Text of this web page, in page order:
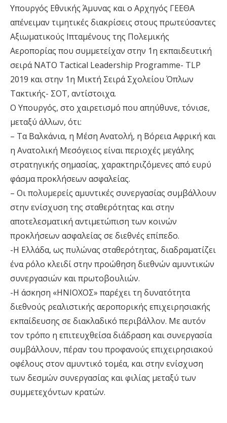
Υπουργός Εθνικής Άμυνας και ο Αρχηγός ΓΕΕΘΑ
απένειμαν τιμητικές διακρίσεις στους πρωτεύσαντες
Αξιωματικούς Ιπταμένους της Πολεμικής
Αεροπορίας που συμμετείχαν στην 1η εκπαιδευτική
σειρά NATO Tactical Leadership Programme- TLP
2019 και στην 1η Μικτή Σειρά Σχολείου Όπλων
Τακτικής- ΣΟT, αντίστοιχα.
Ο Υπουργός, στο χαιρετισμό που απηύθυνε, τόνισε,
μεταξύ άλλων, ότι:
– Τα Βαλκάνια, η Μέση Ανατολή, η Βόρεια Αφρική και
η Ανατολική Μεσόγειος είναι περιοχές μεγάλης
στρατηγικής σημασίας, χαρακτηριζόμενες από ευρύ
φάσμα προκλήσεων ασφαλείας.
– Οι πολυμερείς αμυντικές συνεργασίας συμβάλλουν
στην ενίσχυση της σταθερότητας και στην
αποτελεσματική αντιμετώπιση των κοινών
προκλήσεων ασφαλείας σε διεθνές επίπεδο.
-Η Ελλάδα, ως πυλώνας σταθερότητας, διαδραματίζει
ένα ρόλο κλειδί στην προώθηση διεθνών αμυντικών
συνεργασιών και πρωτοβουλιών.
-Η άσκηση «ΗΝΙΟΧΟΣ» παρέχει τη δυνατότητα
διεθνούς ρεαλιστικής αεροπορικής επιχειρησιακής
εκπαίδευσης σε διακλαδικό περιβάλλον. Με αυτόν
τον τρόπο η επιτευχθείσα διάδραση και συνεργασία
συμβάλλουν, πέραν του προφανούς επιχειρησιακού
οφέλους στον αμυντικό τομέα, και στην ενίσχυση
των δεσμών συνεργασίας και φιλίας μεταξύ των
συμμετεχόντων κρατών.